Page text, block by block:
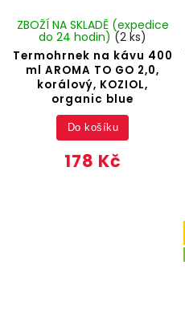
Termohrnek na kávu 400
ml AROMA TO GO 2,0,
korálový, KOZIOL,
organic blue
ZBOŽÍ NA SKLADĚ (expedice
do 24 hodin) (2 ks)
178 Kč
Do košíku